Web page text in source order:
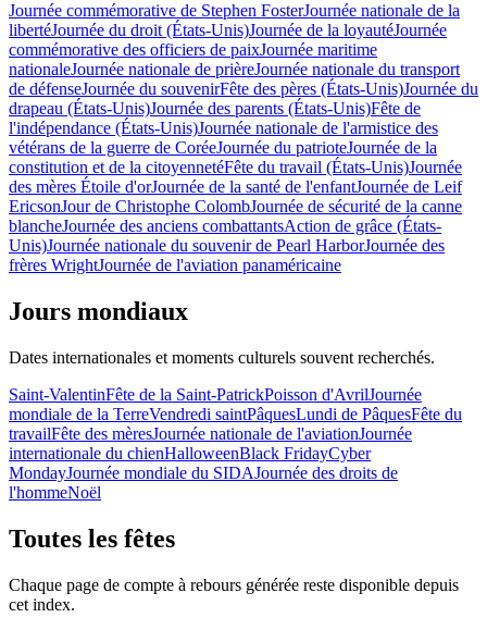
Journée commémorative de Stephen FosterJournée nationale de la
libertéJournée du droit (États-Unis)Journée de la loyautéJournée
commémorative des officiers de paixJournée maritime
nationaleJournée nationale de prièreJournée nationale du transport
de défenseJournée du souvenirFête des pères (États-Unis)Journée du
drapeau (États-Unis)Journée des parents (États-Unis)Fête de
l'indépendance (États-Unis)Journée nationale de l'armistice des
vétérans de la guerre de CoréeJournée du patrioteJournée de la
constitution et de la citoyennetéFête du travail (États-Unis)Journée
des mères Étoile d'orJournée de la santé de l'enfantJournée de Leif
EricsonJour de Christophe ColombJournée de sécurité de la canne
blancheJournée des anciens combattantsAction de grâce (États-
Unis)Journée nationale du souvenir de Pearl HarborJournée des
frères WrightJournée de l'aviation panaméricaine
Jours mondiaux
Dates internationales et moments culturels souvent recherchés.
Saint-ValentinFête de la Saint-PatrickPoisson d'AvrilJournée
mondiale de la TerreVendredi saintPâquesLundi de PâquesFête du
travailFête des mèresJournée nationale de l'aviationJournée
internationale du chienHalloweenBlack FridayCyber
MondayJournée mondiale du SIDAJournée des droits de
l'hommeNoël
Toutes les fêtes
Chaque page de compte à rebours générée reste disponible depuis
cet index.